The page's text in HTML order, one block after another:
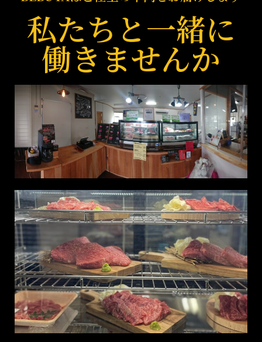
e
b
k
er
私たちと一緒に
働きませんか